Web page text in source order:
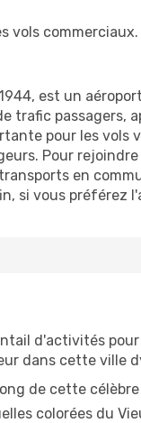
vols
est un
trafic passagers,
pour les vols
Pour
en
si vous
d'activités
dans cette ville
de cette
colorées du